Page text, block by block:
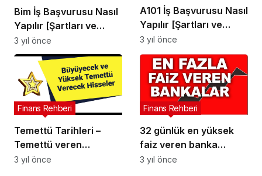
Bim İş Başvurusu Nasıl
Yapılır [Şartları ve
Maaşları]
3 yıl önce
A101 İş Başvurusu Nasıl
Yapılır [Şartları ve
Maaşları]
3 yıl önce
Temettü Tarihleri –
Temettü veren
hisseler!Temettü
Finans Rehberi
3 yıl önce
32 günlük en yüksek
faiz veren banka
hangisi? Bankalar
Finans Rehberi
3 yıl önce